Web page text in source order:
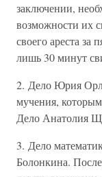
заключении,
возможности их
своего ареста за
лишь 30 минут
2. Дело Юрия
мучения,
Дело Анатолия
3. Дело
Болонкина.